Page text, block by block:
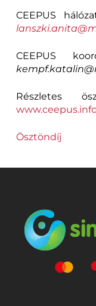
CEEPUS
CEEPUS
Részletes
Ösztöndíj